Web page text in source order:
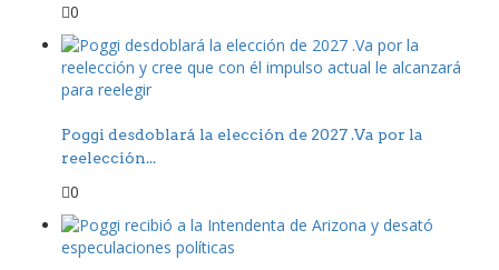
0
Poggi desdoblará la elección de 2027 .Va por la
reelección...
0